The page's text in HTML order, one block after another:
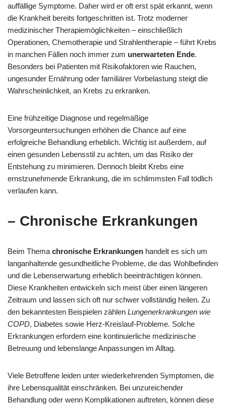
auffällige Symptome. Daher wird er oft erst spät erkannt, wenn
die Krankheit bereits fortgeschritten ist. Trotz moderner
medizinischer Therapiemöglichkeiten – einschließlich
Operationen, Chemotherapie und Strahlentherapie – führt Krebs
in manchen Fällen noch immer zum unerwarteten Ende.
Besonders bei Patienten mit Risikofaktoren wie Rauchen,
ungesunder Ernährung oder familiärer Vorbelastung steigt die
Wahrscheinlichkeit, an Krebs zu erkranken.
Eine frühzeitige Diagnose und regelmäßige
Vorsorgeuntersuchungen erhöhen die Chance auf eine
erfolgreiche Behandlung erheblich. Wichtig ist außerdem, auf
einen gesunden Lebensstil zu achten, um das Risiko der
Entstehung zu minimieren. Dennoch bleibt Krebs eine
ernstzunehmende Erkrankung, die im schlimmsten Fall tödlich
verlaufen kann.
– Chronische Erkrankungen
Beim Thema chronische Erkrankungen handelt es sich um
langanhaltende gesundheitliche Probleme, die das Wohlbefinden
und die Lebenserwartung erheblich beeinträchtigen können.
Diese Krankheiten entwickeln sich meist über einen längeren
Zeitraum und lassen sich oft nur schwer vollständig heilen. Zu
den bekanntesten Beispielen zählen Lungenerkrankungen wie
COPD, Diabetes sowie Herz-Kreislauf-Probleme. Solche
Erkrankungen erfordern eine kontinuierliche medizinische
Betreuung und lebenslange Anpassungen im Alltag.
Viele Betroffene leiden unter wiederkehrenden Symptomen, die
ihre Lebensqualität einschränken. Bei unzureichender
Behandlung oder wenn Komplikationen auftreten, können diese